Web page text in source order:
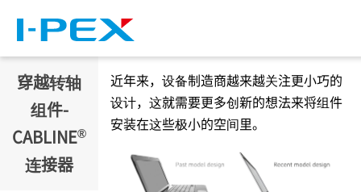
穿越转轴
组件-
CABLINE®
连接器
近年来，设备制造商越来越关注更小巧的
设计，这就需要更多创新的想法来将组件
安装在这些极小的空间里。